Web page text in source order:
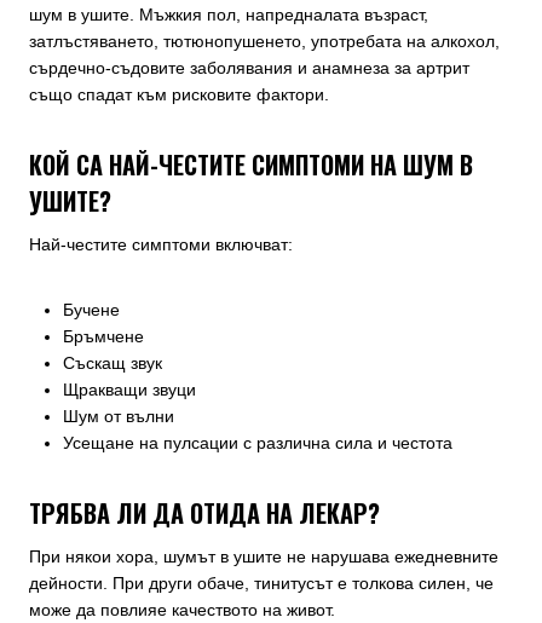
шум в ушите. Мъжкия пол, напредналата възраст,
затлъстяването, тютюнопушенето, употребата на алкохол,
сърдечно-съдовите заболявания и анамнеза за артрит
също спадат към рисковите фактори.
КОЙ СА НАЙ-ЧЕСТИТЕ СИМПТОМИ НА ШУМ В
УШИТЕ?
Най-честите симптоми включват:
Бучене
Бръмчене
Съскащ звук
Щракващи звуци
Шум от вълни
Усещане на пулсации с различна сила и честота
ТРЯБВА ЛИ ДА ОТИДА НА ЛЕКАР?
При някои хора, шумът в ушите не нарушава ежедневните
дейности. При други обаче, тинитусът е толкова силен, че
може да повлияе качеството на живот.